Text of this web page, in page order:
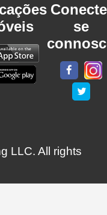
se
LLC. All rights